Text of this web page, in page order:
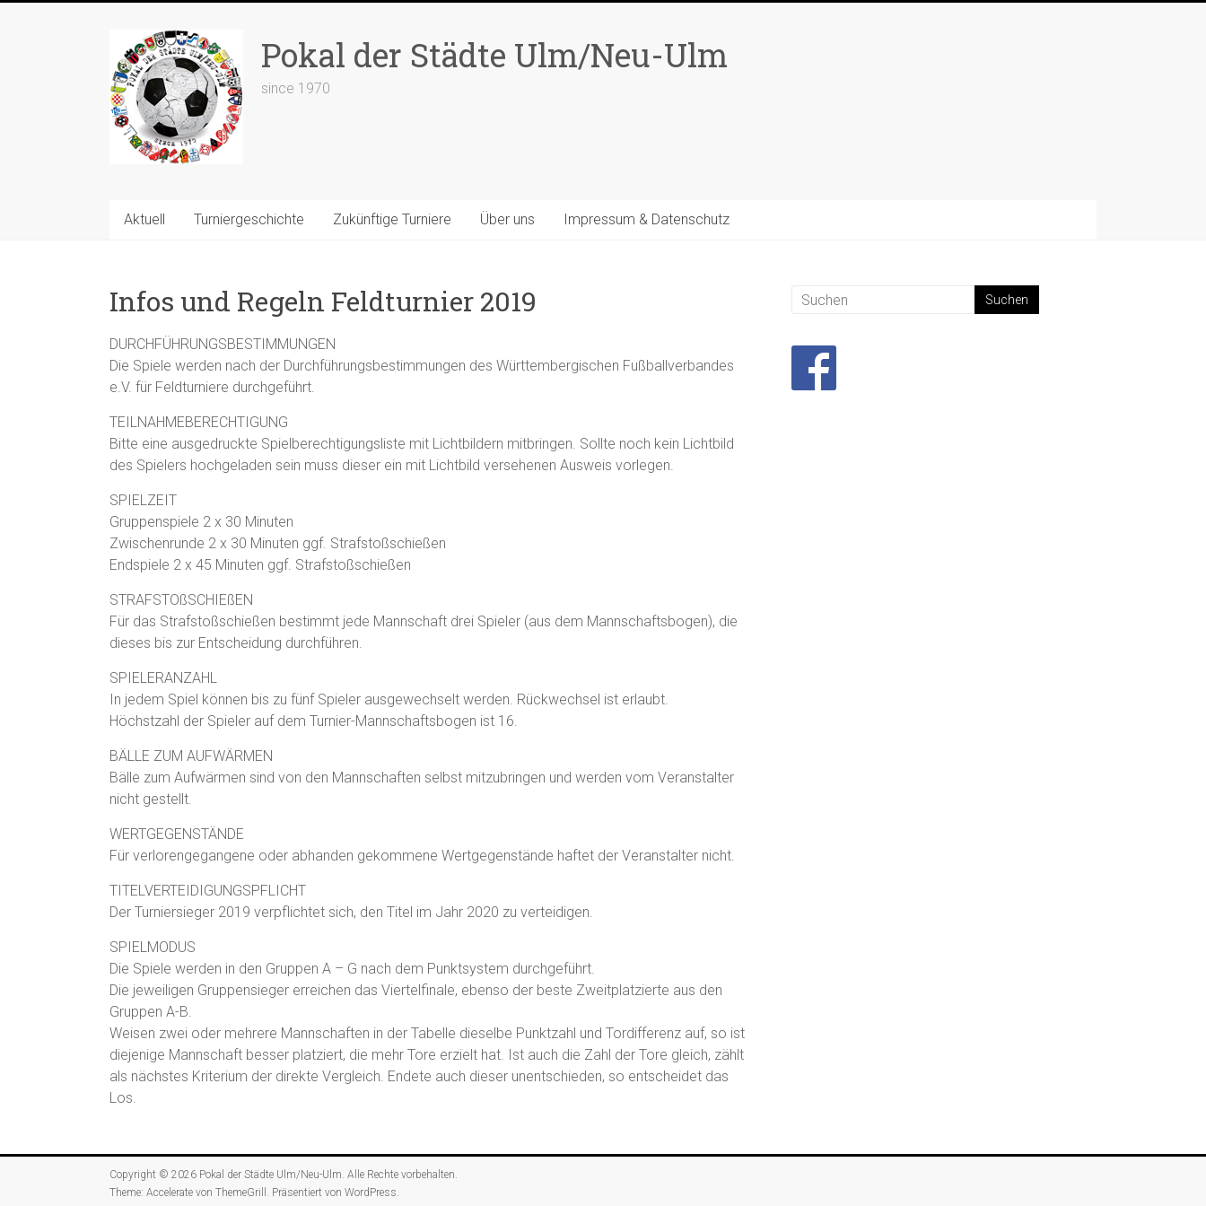
Pokal der Städte Ulm/Neu-Ulm
since 1970
Aktuell Turniergeschichte Zukünftige Turniere Über uns Impressum & Datenschutz
Infos und Regeln Feldturnier 2019
DURCHFÜHRUNGSBESTIMMUNGEN
Die Spiele werden nach der Durchführungsbestimmungen des Württembergischen Fußballverbandes
e.V. für Feldturniere durchgeführt.
TEILNAHMEBERECHTIGUNG
Bitte eine ausgedruckte Spielberechtigungsliste mit Lichtbildern mitbringen. Sollte noch kein Lichtbild
des Spielers hochgeladen sein muss dieser ein mit Lichtbild versehenen Ausweis vorlegen.
SPIELZEIT
Gruppenspiele 2 x 30 Minuten
Zwischenrunde 2 x 30 Minuten ggf. Strafstoßschießen
Endspiele 2 x 45 Minuten ggf. Strafstoßschießen
STRAFSTOßSCHIEßEN
Für das Strafstoßschießen bestimmt jede Mannschaft drei Spieler (aus dem Mannschaftsbogen), die
dieses bis zur Entscheidung durchführen.
SPIELERANZAHL
In jedem Spiel können bis zu fünf Spieler ausgewechselt werden. Rückwechsel ist erlaubt.
Höchstzahl der Spieler auf dem Turnier-Mannschaftsbogen ist 16.
BÄLLE ZUM AUFWÄRMEN
Bälle zum Aufwärmen sind von den Mannschaften selbst mitzubringen und werden vom Veranstalter
nicht gestellt.
WERTGEGENSTÄNDE
Für verlorengegangene oder abhanden gekommene Wertgegenstände haftet der Veranstalter nicht.
TITELVERTEIDIGUNGSPFLICHT
Der Turniersieger 2019 verpflichtet sich, den Titel im Jahr 2020 zu verteidigen.
SPIELMODUS
Die Spiele werden in den Gruppen A – G nach dem Punktsystem durchgeführt.
Die jeweiligen Gruppensieger erreichen das Viertelfinale, ebenso der beste Zweitplatzierte aus den
Gruppen A-B.
Weisen zwei oder mehrere Mannschaften in der Tabelle dieselbe Punktzahl und Tordifferenz auf, so ist
diejenige Mannschaft besser platziert, die mehr Tore erzielt hat. Ist auch die Zahl der Tore gleich, zählt
als nächstes Kriterium der direkte Vergleich. Endete auch dieser unentschieden, so entscheidet das
Los.
Copyright © 2026 Pokal der Städte Ulm/Neu-Ulm. Alle Rechte vorbehalten.
Theme: Accelerate von ThemeGrill. Präsentiert von WordPress.